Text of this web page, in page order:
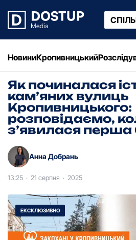
НовиниКропивницький
Як починалася
кам’яних вулиць
Кропивницького:
розповідаємо,
з’явилася перша
Анна Добрань
13:25 · 21 серпня · 2025